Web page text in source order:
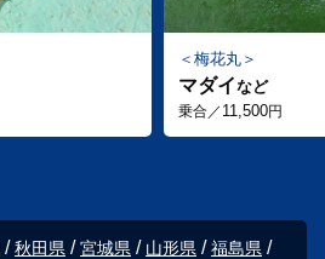
梅花丸
マダイなど
乗合／ 11,500円
秋田県 宮城県 山形県
福島県